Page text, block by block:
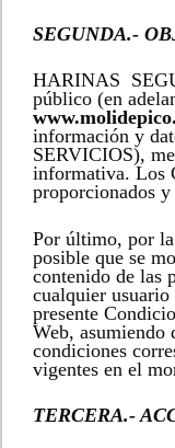
Lista de Deseos
Mi cuenta
Molí de Picó
Política de cookies
Política de cookies
Política de
Trabaja con
SEGUNDA.-
HARINAS
público (en
información y
SERVICIOS),
informativa. Los
proporcionados
Por último, por
posible que se
contenido de las
cualquier usuario
presente
Web, asumiendo
condiciones
vigentes en el
TERCERA.-